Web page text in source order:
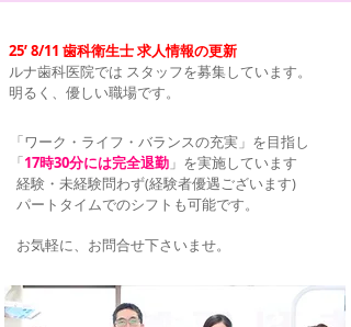
​25’ 8/11 歯科衛生士 求人情報の更新
ルナ歯科医院では スタッフを募集しています。
​明るく、優しい職場です。
「ワーク・ライフ・バランスの充実」を目指し
「17時30分には完全退勤 」を実施しています
経験・未経験問わず(経験者優遇ございます)
パートタイムでのシフトも可能です。​
​ お気軽に、お問合せ下さいませ。